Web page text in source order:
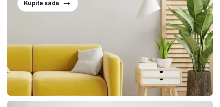
Kupite sada